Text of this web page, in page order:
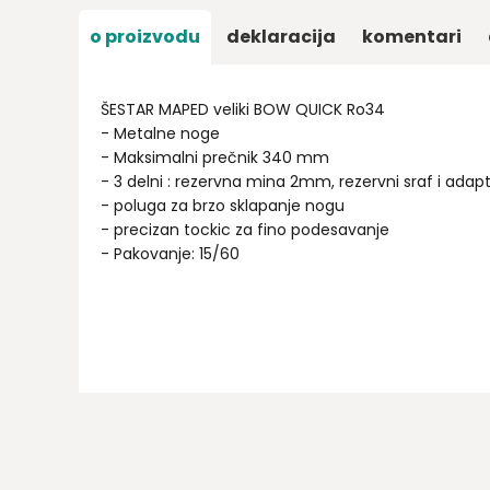
o proizvodu deklaracija komentari
ŠESTAR MAPED veliki BOW QUICK Ro34
- Metalne noge
- Maksimalni prečnik 340 mm
- 3 delni : rezervna mina 2mm, rezervni sraf i
- poluga za brzo sklapanje nogu
- precizan tockic za fino podesavanje
- Pakovanje: 15/60